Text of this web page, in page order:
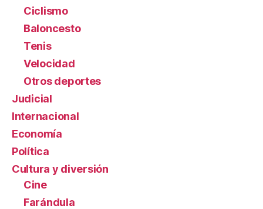
Ciclismo
Baloncesto
Tenis
Velocidad
Otros deportes
Judicial
Internacional
Economía
Política
Cultura y diversión
Cine
Farándula